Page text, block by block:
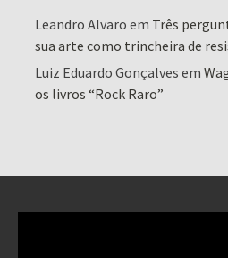
Leandro Alvaro em Três
sua arte como trincheira de
Luiz Eduardo Gonçalves em
os livros “Rock Raro”